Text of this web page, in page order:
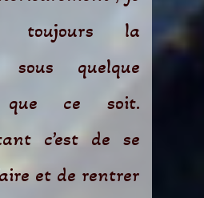
toujours la
sous quelque
que ce soit.
c’est de se
et de rentrer